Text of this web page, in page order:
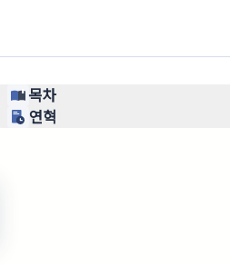
목차
연혁